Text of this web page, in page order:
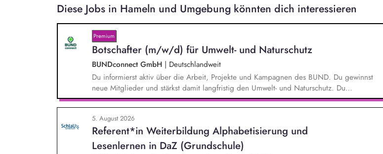
Diese Jobs in Hameln und Umgebung könnten dich interessieren
Premium
Botschafter (m/w/d) für Umwelt- und Naturschutz
BUNDconnect GmbH | Deutschlandweit
Du informierst aktiv über die Arbeit, Projekte und Kampagnen des BUND. Du gewinnst
neue Mitglieder und stärkst damit langfristig den Umwelt- und Naturschutz. Du
beantwortest Fragen zu Umwelt-, Arten- und Klimaschutz nach bestem Wissen und
Gewissen. Du unterstützt Kampagnen und Aktionen, beispielsweise durch das Sammeln
von Unterschriften für Petitionen.
5. August 2026
Referent*in Weiterbildung Alphabetisierung und
Lesenlernen in DaZ (Grundschule)